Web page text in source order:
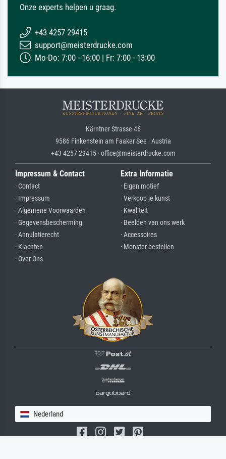
Onze experts helpen u graag.
+43 4257 29415
support@meisterdrucke.com
Mo-Do: 7:00 - 16:00 | Fr: 7:00 - 13:00
Kärntner Strasse 46
9586 Finkenstein am Faaker See · Austria
+43 4257 29415 · office@meisterdrucke.com
Impressum & Contact
· Contact
· Impressum
· Algemene Voorwaarden
· Gegevensbescherming
· Annulatierecht
· Klachten
· Over Ons
Extra Informatie
· Eigen motief
· Verkoop je kunst
· Kwaliteit
· Beelden van ons werk
· Accessoires
· Monster bestellen
Nederland